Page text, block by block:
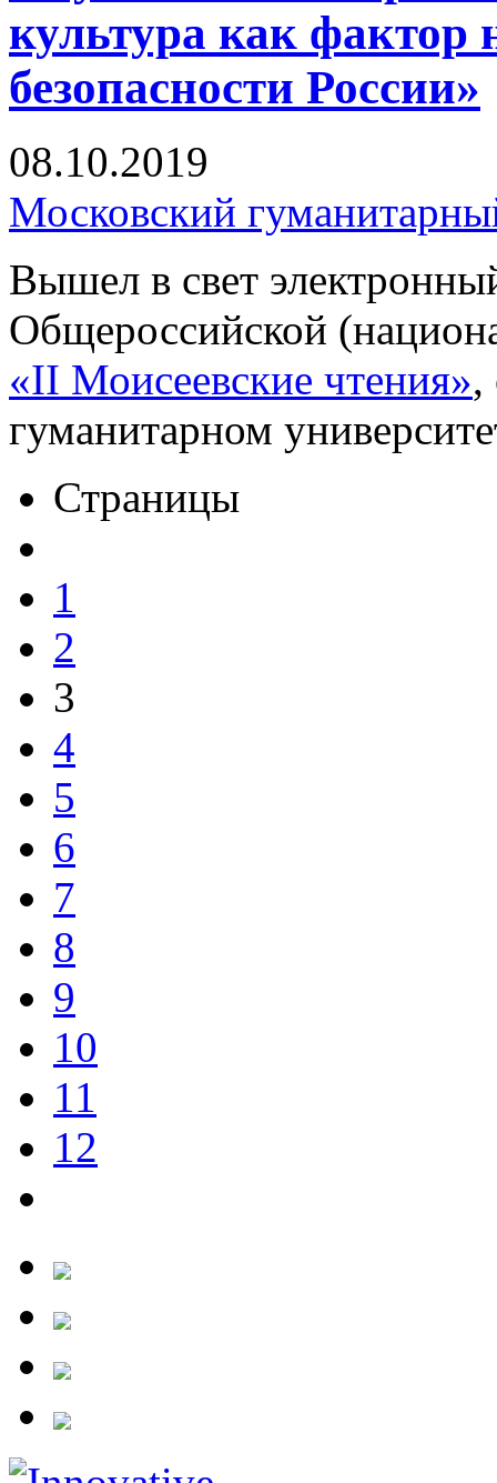
культура как фактор
безопасности России»
08.10.2019
Московский
Вышел в свет
Общероссийской
«II Моисеевские чтения»,
гуманитарном
Страницы
1
2
3
4
5
6
7
8
9
10
11
12